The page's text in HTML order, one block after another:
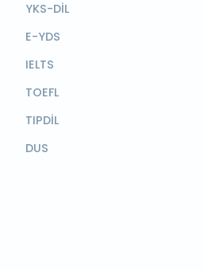
YKS-DİL
E-YDS
IELTS
TOEFL
TIPDİL
DUS